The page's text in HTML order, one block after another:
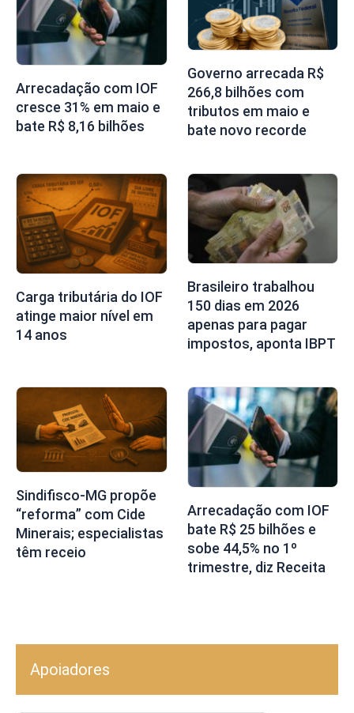
Arrecadação com IOF
cresce 31% em maio e
bate R$ 8,16 bilhões
Governo arrecada R$
266,8 bilhões com
tributos em maio e
bate novo recorde
Carga tributária do IOF
atinge maior nível em
14 anos
Brasileiro trabalhou
150 dias em 2026
apenas para pagar
impostos, aponta IBPT
Sindifisco-MG propõe
“reforma” com Cide
Minerais; especialistas
têm receio
Arrecadação com IOF
bate R$ 25 bilhões e
sobe 44,5% no 1º
trimestre, diz Receita
Apoiadores